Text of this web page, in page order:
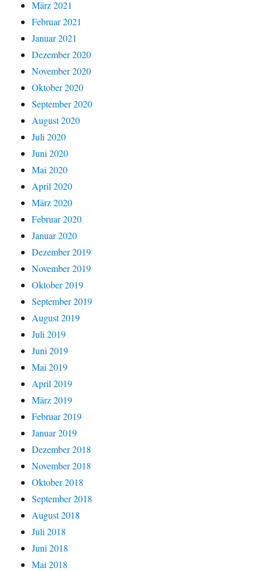
März 2021
Februar 2021
Januar 2021
Dezember 2020
November 2020
Oktober 2020
September 2020
August 2020
Juli 2020
Juni 2020
Mai 2020
April 2020
März 2020
Februar 2020
Januar 2020
Dezember 2019
November 2019
Oktober 2019
September 2019
August 2019
Juli 2019
Juni 2019
Mai 2019
April 2019
März 2019
Februar 2019
Januar 2019
Dezember 2018
November 2018
Oktober 2018
September 2018
August 2018
Juli 2018
Juni 2018
Mai 2018